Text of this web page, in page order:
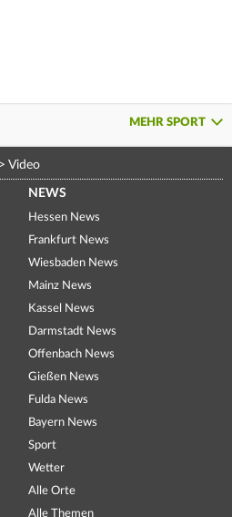
MEHR SPORT
Video
NEWS
Hessen News
Frankfurt News
Wiesbaden News
Mainz News
Kassel News
Darmstadt News
Offenbach News
Gießen News
Fulda News
Bayern News
Sport
Wetter
Alle Orte
Alle Themen